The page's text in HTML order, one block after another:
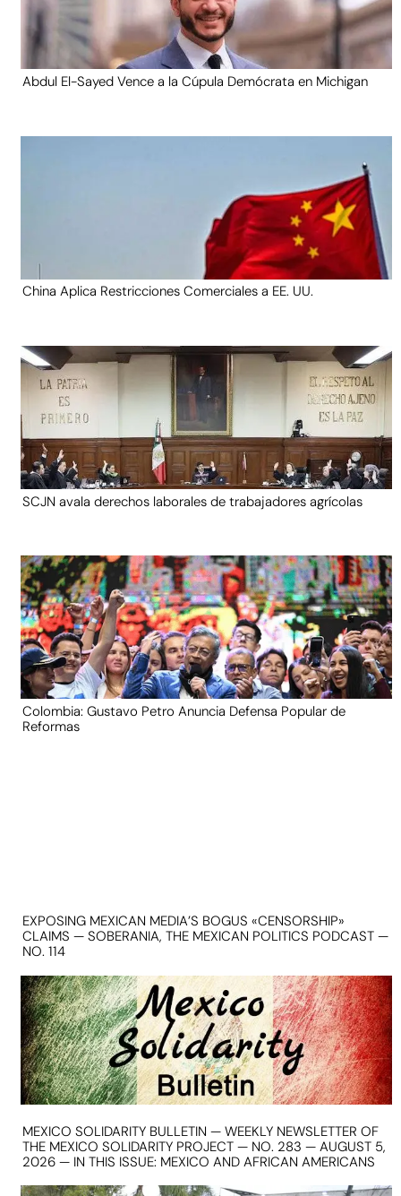
Abdul El-Sayed Vence a la Cúpula Demócrata en Michigan
China Aplica Restricciones Comerciales a EE. UU.
SCJN avala derechos laborales de trabajadores agrícolas
Colombia: Gustavo Petro Anuncia Defensa Popular de
Reformas
EXPOSING MEXICAN MEDIA’S BOGUS «CENSORSHIP»
CLAIMS — SOBERANIA, THE MEXICAN POLITICS PODCAST —
NO. 114
MEXICO SOLIDARITY BULLETIN — WEEKLY NEWSLETTER OF
THE MEXICO SOLIDARITY PROJECT — NO. 283 — AUGUST 5,
2026 — IN THIS ISSUE: MEXICO AND AFRICAN AMERICANS